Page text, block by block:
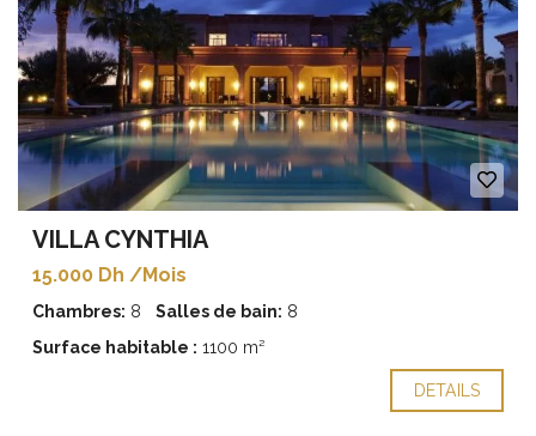
VILLA CYNTHIA
15.000 Dh /Mois
Chambres: 8 Salles de bain: 8
Surface habitable : 1100 m²
DETAILS